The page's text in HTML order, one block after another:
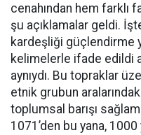
cenahından hem farklı
şu açıklamalar geldi.
kardeşliği güçlendirme
kelimelerle ifade edildi
aynıydı. Bu topraklar
etnik grubun
toplumsal barışı
1071’den bu yana,